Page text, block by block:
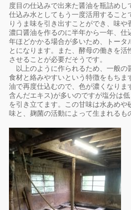
度目の仕込みで出来た醤油を瓶詰めし
仕込み水としてもう一度活用すること
りうま味を引き出すことができ、味や
濃口醤油を作るのに半年から一年、仕
年ほどかかる場合が多いため、トータ
とになります。また、酵母の働きを活
させることが必要だそうです。
以上のように作られるため、一般の
食材と絡みやすいという特徴をもちま
油で再度仕込むので、色が濃くなりま
含んだエキス)が多いのですが塩分は
を引き立てます。この甘味は水あめや
味と、麹菌の活動によって生まれるも